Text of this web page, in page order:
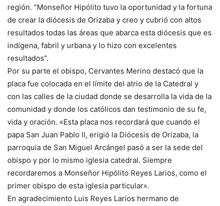
región. “Monseñor Hipólito tuvo la oportunidad y la fortuna
de crear la diócesis de Orizaba y creo y cubrió con altos
resultados todas las áreas que abarca esta diócesis que es
indígena, fabril y urbana y lo hizo con excelentes
resultados”.
Por su parte el obispo, Cervantes Merino destacó que la
placa fue colocada en el límite del atrio de la Catedral y
con las calles de la ciudad donde se desarrolla la vida de la
comunidad y donde los católicos dan testimonio de su fe,
vida y oración. «Esta placa nos recordará que cuando el
papa San Juan Pablo II, erigió la Diócesis de Orizaba, la
parroquia de San Miguel Arcángel pasó a ser la sede del
obispo y por lo mismo iglesia catedral. Siempre
recordaremos a Monseñor Hipólito Reyes Larios, como el
primer obispo de esta iglesia particular».
En agradecimiento Luis Reyes Larios hermano de